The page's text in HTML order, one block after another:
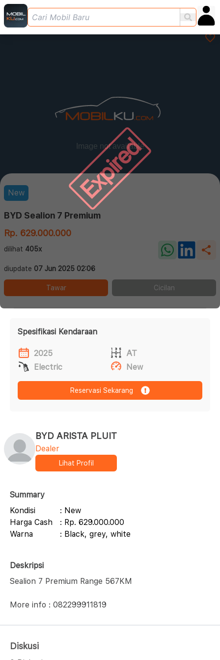
Expired
New
BYD Sealion 7 Premium
Rp. 629.000.000
dilihat 405x
diupdate 07 Jun 2025 02:06
Tawar Cicilan
Spesifikasi Kendaraan
2025
AT
Electric
New
Reservasi Sekarang
BYD ARISTA PLUIT
Dealer
Lihat Profil
Summary
Kondisi
: New
Harga Cash
: Rp. 629.000.000
Warna
: Black, grey, white
Deskripsi
Sealion 7 Premium Range 567KM
More info : 082299911819
Diskusi